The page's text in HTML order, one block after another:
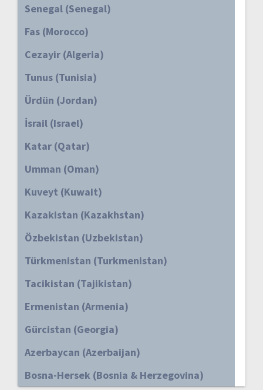
Senegal (Senegal)
Fas (Morocco)
Cezayir (Algeria)
Tunus (Tunisia)
Ürdün (Jordan)
İsrail (Israel)
Katar (Qatar)
Umman (Oman)
Kuveyt (Kuwait)
Kazakistan (Kazakhstan)
Özbekistan (Uzbekistan)
Türkmenistan (Turkmenistan)
Tacikistan (Tajikistan)
Ermenistan (Armenia)
Gürcistan (Georgia)
Azerbaycan (Azerbaijan)
Bosna-Hersek (Bosnia & Herzegovina)